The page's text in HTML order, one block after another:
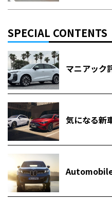
SPECIAL CONTENTS
マニアック
気になる新